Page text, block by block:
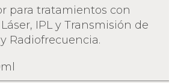
para tratamientos con
IPL y Transmisión de
Radiofrecuencia.